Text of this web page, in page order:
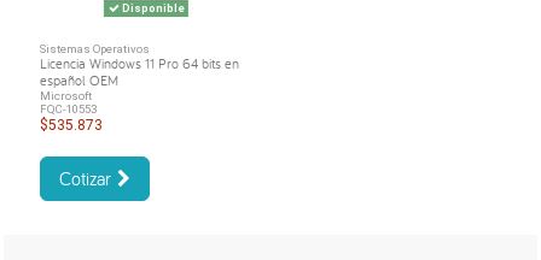
Disponible
Sistemas Operativos
Licencia Windows 11 Pro 64 bits en
español OEM
Microsoft
FQC-10553
$535.873
Cotizar